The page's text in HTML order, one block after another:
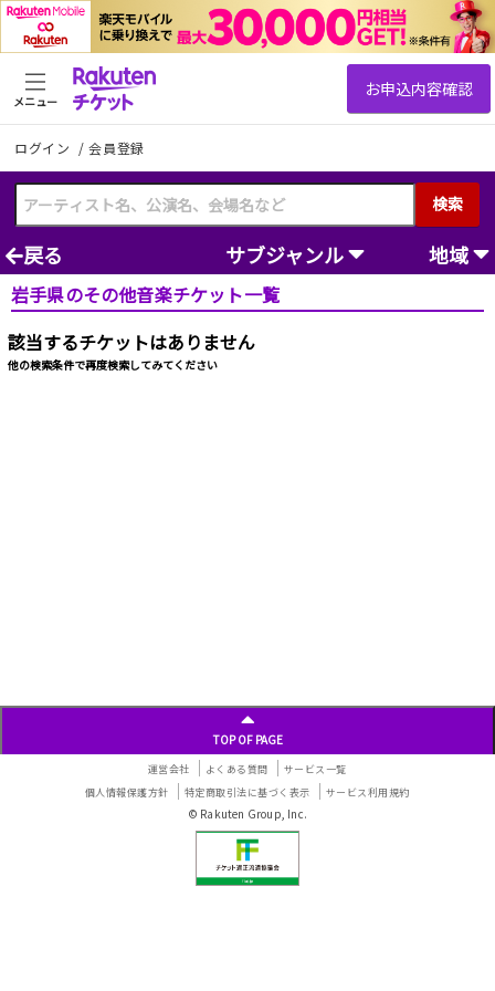
ログイン /会員登録
検索
メニュー
戻る サブジャンル 地域
岩手県のその他音楽チケット一覧
該当するチケットはありません
他の検索条件で再度検索してみてください
TOP OF PAGE
運営会社 よくある質問
サービス一覧
個人情報保護方針
特定商取引法に基づく表示 サービス利用規約
© Rakuten Group, Inc.